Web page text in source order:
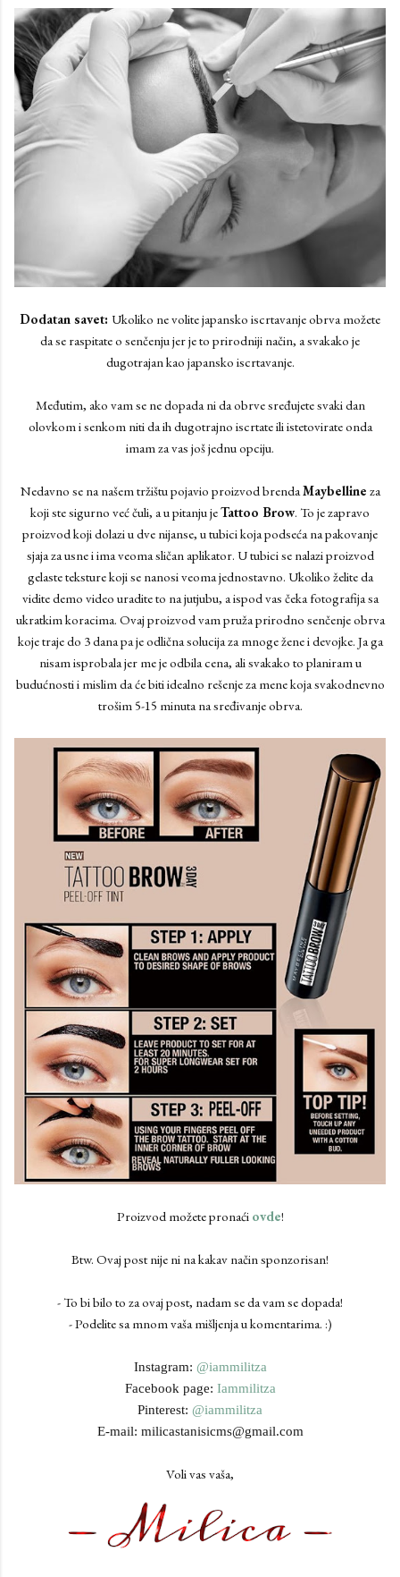
Dodatan savet: Ukoliko ne volite japansko iscrtavanje obrva možete
da se raspitate o senčenju jer je to prirodniji način, a svakako je
dugotrajan kao japansko iscrtavanje.
Međutim, ako vam se ne dopada ni da obrve sređujete svaki dan
olovkom i senkom niti da ih dugotrajno iscrtate ili istetovirate onda
imam za vas još jednu opciju.
Nedavno se na našem tržištu pojavio proizvod brendaMaybelline za
koji ste sigurno već čuli, a u pitanju jeTattoo Brow. To je zapravo
proizvod koji dolazi u dve nijanse, u tubici koja podseća na pakovanje
sjaja za usne i ima veoma sličan aplikator. U tubici se nalazi proizvod
gelaste teksture koji se nanosi veoma jednostavno. Ukoliko želite da
vidite demo video uradite to na jutjubu, a ispod vas čeka fotografija sa
ukratkim koracima. Ovaj proizvod vam pruža prirodno senčenje obrva
koje traje do 3 dana pa je odlična solucija za mnoge žene i devojke. Ja ga
nisam isprobala jer me je odbila cena, ali svakako to planiram u
budućnosti i mislim da će biti idealno rešenje za mene koja svakodnevno
trošim 5-15 minuta na sređivanje obrva.
Proizvod možete pronaći ovde!
Btw. Ovaj post nije ni na kakav način sponzorisan!
- To bi bilo to za ovaj post, nadam se da vam se dopada!
- Podelite sa mnom vaša mišljenja u komentarima. :)
Instagram: @iammilitza
Facebook page: Iammilitza
Pinterest: @iammilitza
E-mail: milicastanisicms@gmail.com
Voli vas vaša,